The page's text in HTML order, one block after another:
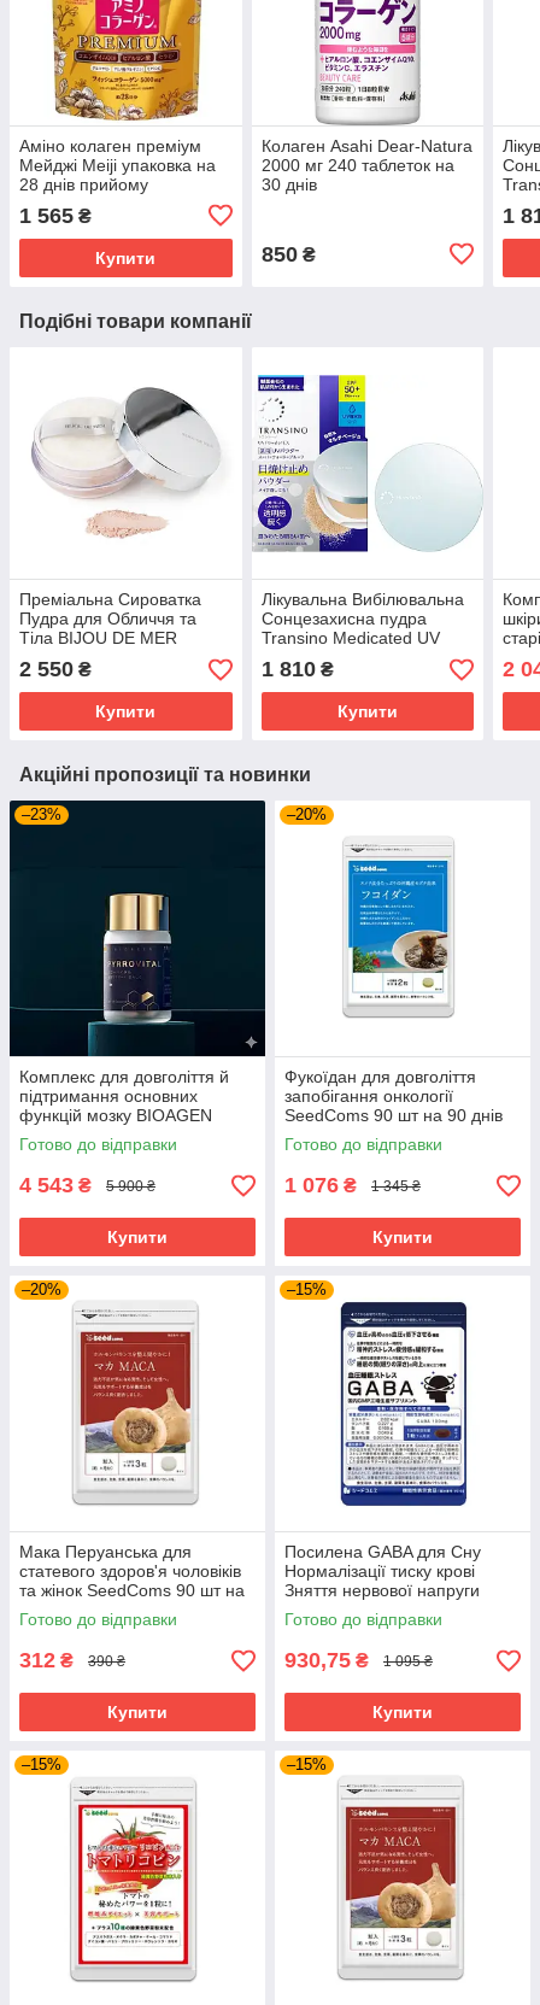
Аміно колаген преміум
Мейджі Meiji упаковка на
28 днів прийому
1 565 ₴
Купити
Колаген Asahi Dear-Natura
2000 мг 240 таблеток на
30 днів
850₴
2,5
1
Подібні товари компанії
Преміальна Сироватка
Пудра для Обличчя та
Тіла BIJOU DE MER
Beauté Invariante The
Serum Powder, 15 г
2 550 ₴
Купити
Лікувальна Вибілювальна
Сонцезахисна пудра
Transino Medicated UV
Powder SPF50+PA++++ на
2,5 місяці використання
1 810₴
Купити
2
Акційні пропозиції та новинки
–23%
Комплекс для довголіття й
підтримання основних
функцій мозку BIOAGEN
PYRROVITAL NMN 60 капсул
на 30 днів приймання
Готово до відправки
4 543 ₴ 5 900 ₴
Купити
–20%
Фукоїдан для довголіття
запобігання онкології
SeedComs 90 шт на 90 днів
Готово до відправки
1 076 ₴ 1 345 ₴
Купити
–20%
Мака Перуанська для
статевого здоров'я чоловіків
та жінок SeedComs 90 шт на
1 місяць прийому
Готово до відправки
312 ₴ 390 ₴
Купити
–15%
Посилена GABA для Сну
Нормалізації тиску крові
Зняття нервової напруги
Габа SeedComs 30 шт на 1
місяць прийому
Готово до відправки
930,75 ₴ 1 095 ₴
Купити
–15% –15%